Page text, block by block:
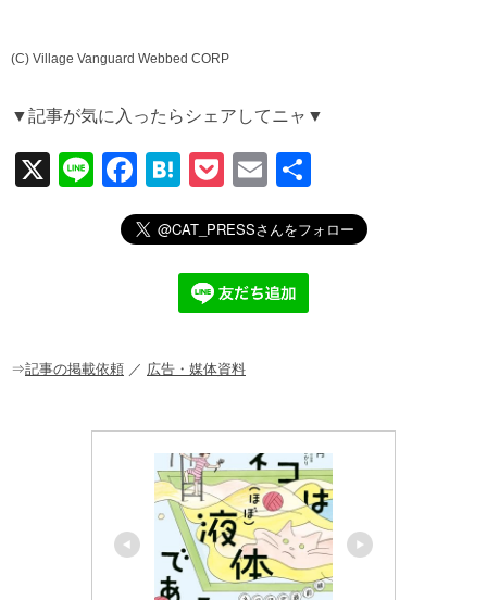
(C) Village Vanguard Webbed CORP
▼記事が気に入ったらシェアしてニャ▼
X
Li
F
a
c
o
H
at
e
n
a
P
o
ck
et
E
m
ail
有
⇒記事の掲載依頼 ／ 広告・媒体資料